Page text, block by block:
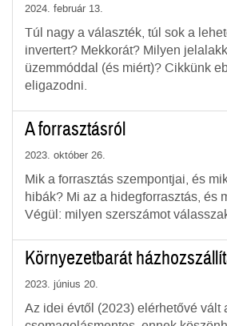
2024. február 13.
Túl nagy a választék, túl sok a
invertert? Mekkorát? Milyen
üzemmóddal (és miért)? Cikkünk
eligazodni.
A forrasztásról
2023. október 26.
Mik a forrasztás szempontjai, és
hibák? Mi az a hidegforrasztás, és
Végül: milyen szerszámot
Környezetbarát
2023. június 20.
Az idei évtől (2023) elérhetővé vált